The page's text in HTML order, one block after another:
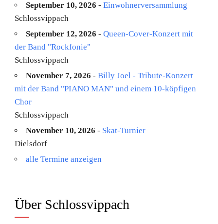
September 10, 2026 - Einwohnerversammlung
Schlossvippach
September 12, 2026 - Queen-Cover-Konzert mit
der Band "Rockfonie"
Schlossvippach
November 7, 2026 - Billy Joel - Tribute-Konzert
mit der Band "PIANO MAN" und einem 10-köpfigen
Chor
Schlossvippach
November 10, 2026 - Skat-Turnier
Dielsdorf
alle Termine anzeigen
Über Schlossvippach